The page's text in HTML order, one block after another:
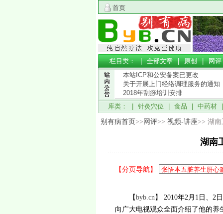
首页
栏目类： |全部文章|原创|网评
本站ICP和公安备案已更改
关于开展上门经络调理服务的通知
2018年刮痧培训安排
库类： | 针灸穴位 食品 中药材
别有病首页>> 网评>> 视频-讲座>> 湖
湖南
【分页导航】
【byb.cn】 2010年2月1日、2
向广大电视观众全面介绍了他的养